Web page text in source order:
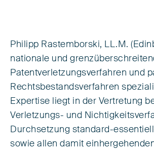
Philipp Rastemborski, LL.M.
nationale und
Patentverletzungsverfahren und
Rechts­bestands­verfahren
Expertise liegt in der Vertretung
Verletzungs- und
Durchsetzung standard-
sowie allen damit